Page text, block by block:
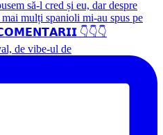
de vibe-ul de